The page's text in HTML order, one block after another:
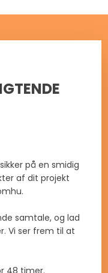
på en smidig
af dit projekt
samtale, og lad
Vi ser frem til at